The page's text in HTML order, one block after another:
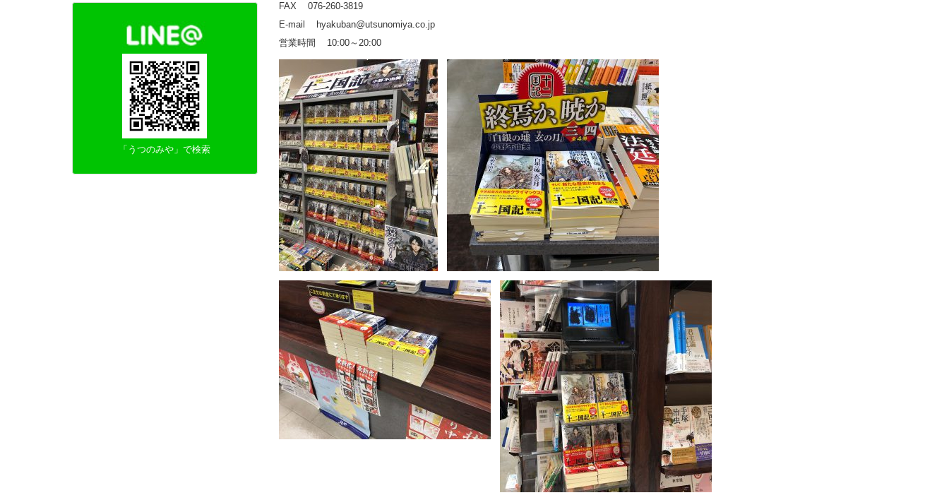
FAX 076-260-3819
E-mail hyakuban@utsunomiya.co.jp
営業時間 10:00～20:00
「うつのみや」で検索